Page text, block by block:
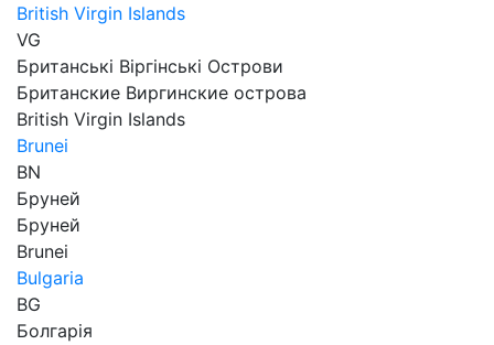
British Virgin Islands
VG
Британські Віргінські Острови
Британские Виргинские острова
British Virgin Islands
Brunei
BN
Бруней
Бруней
Brunei
Bulgaria
BG
Болгарія